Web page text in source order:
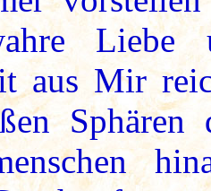
Liebe
aus Mir
Sphären